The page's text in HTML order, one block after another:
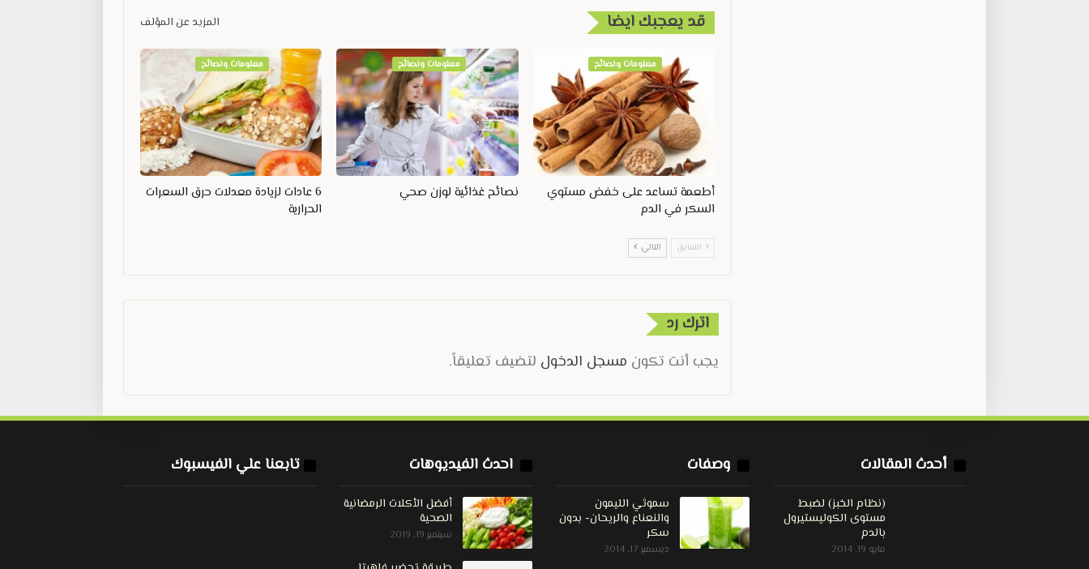
قد يعجبك ايضا المزيد عن المؤلف
معلومات ونصائح
أطعمة تساعد على خفض مستوي
السكر في الدم
معلومات ونصائح
نصائح غذائية لوزن صحي
معلومات ونصائح
6 عادات لزيادة معدلات حرق السعرات
الحرارية
السابق التالي
اترك رد
يجب أنت تكون مسجل الدخول لتضيف تعليقاً.
أحدث المقالات
(نظام الخبز) لضبط
مستوى الكوليستيرول
بالدم
مايو 19, 2014
وصفات
سموثي الليمون
والنعناع والريحان- بدون
سكر
ديسمبر 17, 2014
احدث الفيديوهات
أفضل الأكلات الرمضانية
الصحية
سبتمبر 19, 2019
تابعنا علي الفيسبوك